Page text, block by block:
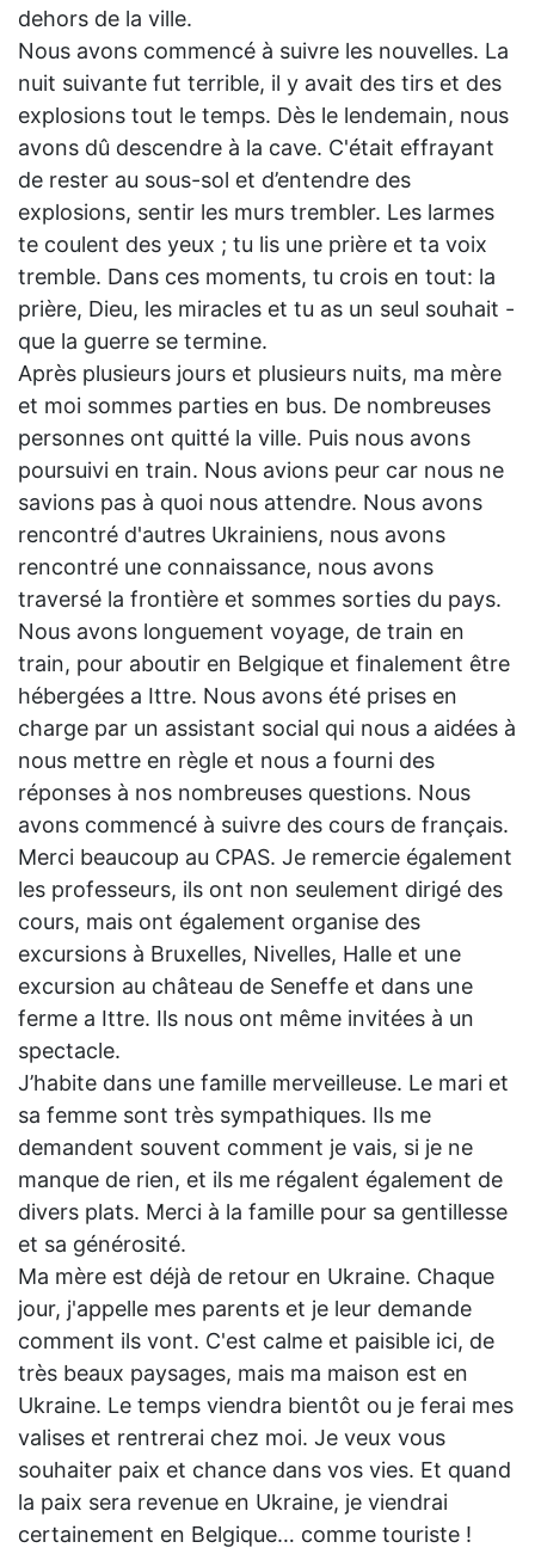
dehors de la ville.
Nous avons commencé à suivre les nouvelles. La
nuit suivante fut terrible, il y avait des tirs et des
explosions tout le temps. Dès le lendemain, nous
avons dû descendre à la cave. C'était effrayant
de rester au sous-sol et d’entendre des
explosions, sentir les murs trembler. Les larmes
te coulent des yeux ; tu lis une prière et ta voix
tremble. Dans ces moments, tu crois en tout: la
prière, Dieu, les miracles et tu as un seul souhait -
que la guerre se termine.
Après plusieurs jours et plusieurs nuits, ma mère
et moi sommes parties en bus. De nombreuses
personnes ont quitté la ville. Puis nous avons
poursuivi en train. Nous avions peur car nous ne
savions pas à quoi nous attendre. Nous avons
rencontré d'autres Ukrainiens, nous avons
rencontré une connaissance, nous avons
traversé la frontière et sommes sorties du pays.
Nous avons longuement voyage, de train en
train, pour aboutir en Belgique et finalement être
hébergées a Ittre. Nous avons été prises en
charge par un assistant social qui nous a aidées à
nous mettre en règle et nous a fourni des
réponses à nos nombreuses questions. Nous
avons commencé à suivre des cours de français.
Merci beaucoup au CPAS. Je remercie également
les professeurs, ils ont non seulement dirigé des
cours, mais ont également organise des
excursions à Bruxelles, Nivelles, Halle et une
excursion au château de Seneffe et dans une
ferme a Ittre. Ils nous ont même invitées à un
spectacle.
J’habite dans une famille merveilleuse. Le mari et
sa femme sont très sympathiques. Ils me
demandent souvent comment je vais, si je ne
manque de rien, et ils me régalent également de
divers plats. Merci à la famille pour sa gentillesse
et sa générosité.
Ma mère est déjà de retour en Ukraine. Chaque
jour, j'appelle mes parents et je leur demande
comment ils vont. C'est calme et paisible ici, de
très beaux paysages, mais ma maison est en
Ukraine. Le temps viendra bientôt ou je ferai mes
valises et rentrerai chez moi. Je veux vous
souhaiter paix et chance dans vos vies. Et quand
la paix sera revenue en Ukraine, je viendrai
certainement en Belgique… comme touriste !